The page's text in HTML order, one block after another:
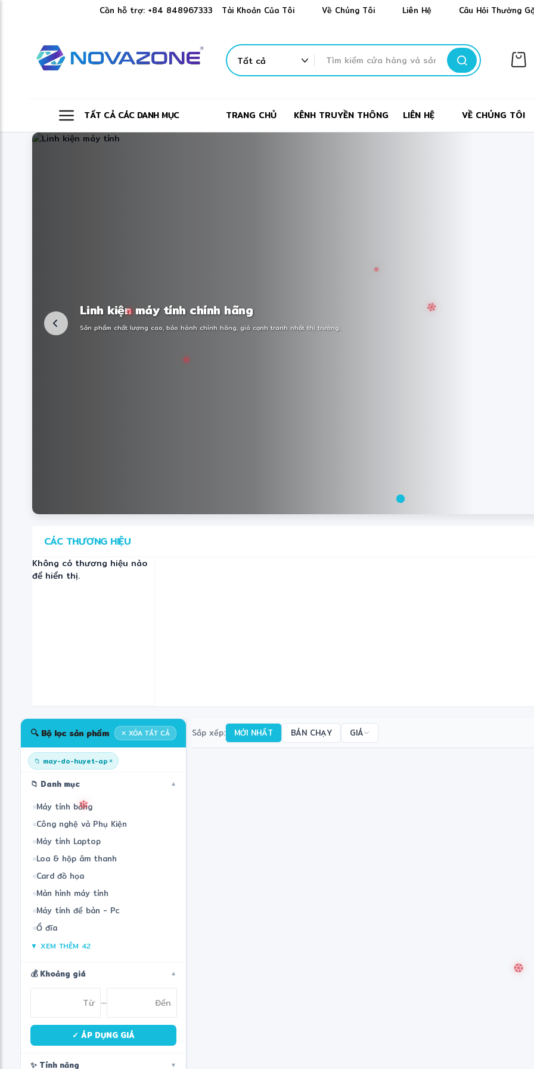
Cần hỗ trợ: +84 848967333 Tài Khoản Của Tôi Về Chúng Tôi Liên Hệ Câu Hỏi Thường
TÌM
KIẾM
TẤT CẢ CÁC DANH MỤC TRANG CHỦ KÊNH TRUYỀN THÔNG LIÊN HỆ VỀ CHÚNG TÔI
Linh kiện máy tính chính hãng
Sản phẩm chất lượng cao, bảo hành chính hãng, giá cạnh tranh nhất thị trường.
CÁC THƯƠNG HIỆU
Không có thương hiệu nào
để hiển thị.
🔍 Bộ lọc sản phẩm ✕ XÓA TẤT CẢ
📁 may-do-huyet-ap ×
📁 Danh mục ▼
Máy tính bảng
Công nghệ và Phụ Kiện
Máy tính Laptop
Loa & hộp âm thanh
Card đồ họa
Màn hình máy tính
Máy tính để bàn - Pc
Ổ đĩa
▼ XEM THÊM 42
💰 Khoảng giá ▼
—
✓ ÁP DỤNG GIÁ
✨ Tính năng ▼
Sắp xếp: MỚI NHẤT BÁN CHẠY GIÁ
❄